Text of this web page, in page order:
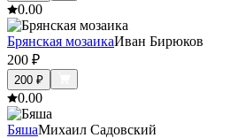
0.00
Брянская мозаикаИван Бирюков
200 ₽
200 ₽
0.00
БяшаМихаил Садовский